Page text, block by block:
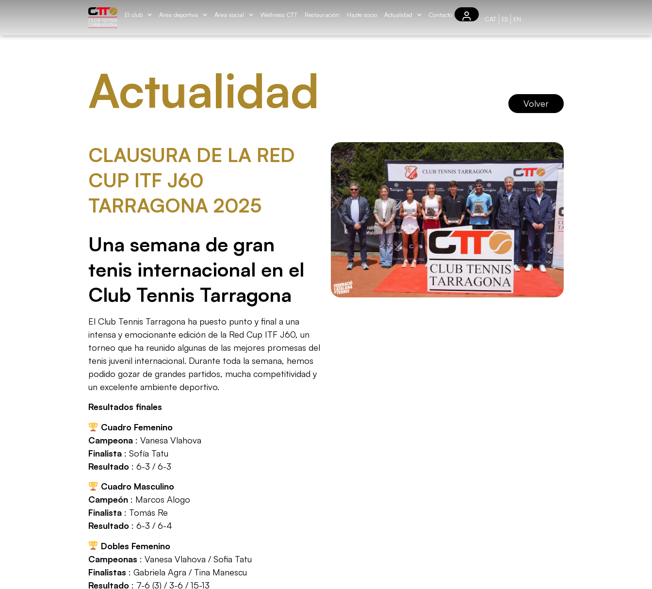
El club Área deportiva Área social Wellness CTT Restauración Hazte socio Actualidad Contacto
CAT ES EN
Actualidad Volver
CLAUSURA DE LA RED
CUP ITF J60
TARRAGONA 2025
Una semana de gran
tenis internacional en el
Club Tennis Tarragona
El Club Tennis Tarragona ha puesto punto y final a una
intensa y emocionante edición de la Red Cup ITF J60, un
torneo que ha reunido algunas de las mejores promesas del
tenis juvenil internacional. Durante toda la semana, hemos
podido gozar de grandes partidos, mucha competitividad y
un excelente ambiente deportivo.
Resultados finales
Cuadro Femenino
Campeona : Vanesa Vlahova
Finalista : Sofía Tatu
Resultado : 6-3 / 6-3
Cuadro Masculino
Campeón : Marcos Alogo
Finalista : Tomás Re
Resultado : 6-3 / 6-4
Dobles Femenino
Campeonas : Vanesa Vlahova / Sofia Tatu
Finalistas : Gabriela Agra / Tina Manescu
Resultado : 7-6 (3) / 3-6 / 15-13